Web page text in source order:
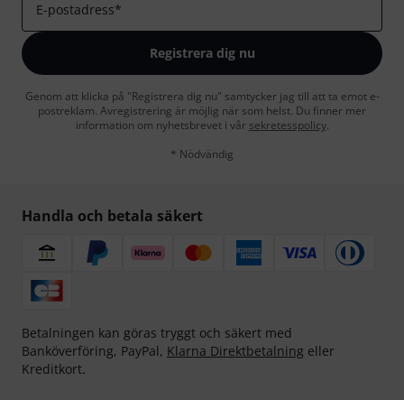
E-postadress*
Registrera dig nu
Genom att klicka på "Registrera dig nu" samtycker jag till att ta emot e-
postreklam. Avregistrering är möjlig när som helst. Du finner mer
information om nyhetsbrevet i vår sekretesspolicy.
* Nödvändig
Handla och betala säkert
Betalningen kan göras tryggt och säkert med
Banköverföring, PayPal, Klarna Direktbetalning eller
Kreditkort.